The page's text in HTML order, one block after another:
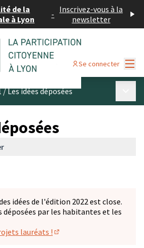
de la
à Lyon
- Inscrivez-vous à la
newsletter
Se connecter
/Les idées déposées
idées de l'édition 2022 est close.
déposées par les habitantes et les
lauréats !